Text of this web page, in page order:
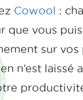
Cowool :
que vous
sur vos
n’est laissé